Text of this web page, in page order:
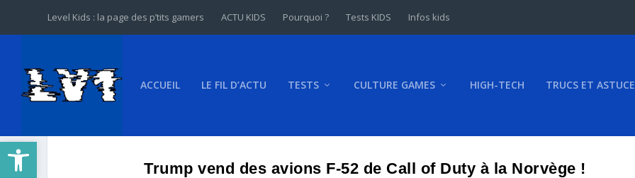
Ouvrir la barre d’outils
Level Kids : la page des p’tits gamers ACTU KIDS Pourquoi ? Tests KIDS Infos kids
ACCUEIL LE FIL D’ACTU TESTS CULTURE GAMES HIGH-TECH TRUCS ET
Trump vend des avions F-52 de Call of Duty à la Norvège !